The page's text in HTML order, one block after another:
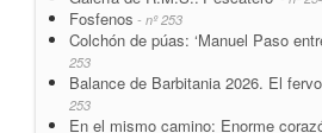
Fosfenos - nº 253
Colchón de púas: ‘Manuel Paso
253
Balance de Barbitania 2026. El
253
En el mismo camino: Enorme